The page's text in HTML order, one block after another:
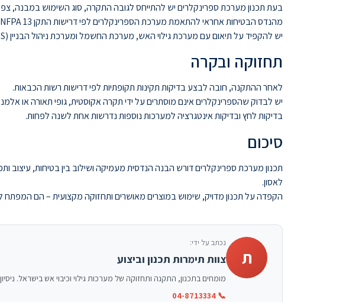
בעת תכנון מערכת ספרינקלרים יש להתייחס לגובה התקרה, סוג השימוש במבנה,
מהנדס הבטיחות אחראי להתאמת מערכת הספרינקלרים לפי דרישות התקן NFPA 13 או ת"י 1596, תוך חישוב ספיקה ולחץ עבור כל אזור.
יש להקפיד על תיאום עם מערכת גילוי האש, מערכת החשמל ומערכת ניהול הבניין (BMS), כדי לוודא תגובה מתואמת בזמן חירום.
תחזוקה ובקרה
לאחר ההתקנה, חובה לבצע בדיקות תקינות תקופתיות לפי דרישות רשות הכבאות.
יש לבדוק שהספרינקלרים אינם מוסתרים על ידי תקרה אקוסטית, גופי תאורה או
בדיקות לחץ ובדיקות אינטגרציה למערכות נוספות נדרשות אחת לשנה לפחות.
סיכום
תכנון מערכת ספרינקלרים דורש הבנה הנדסית מעמיקה ושילוב בין בטיחות, עיצוב
לאסון.
הקפדה על תכנון מדויק, שימוש במוצרים מאושרים ותחזוקה מקצועית – הם
ת
נכתב על ידי:
צוות תימרות תכנון וביצוע
מומחים בתכנון, התקנה ותחזוקה של מערכות גילוי וכיבוי אש בישראל. ניסיון של למעלה מ-15 שנה, מהנדסים וטכנאים מוסמכים. ספרינקלרים, גילוי עשן,
📞 04-8713334